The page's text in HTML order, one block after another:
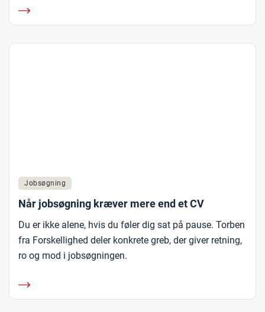
Jobsøgning
Når jobsøgning kræver mere end et CV
Du er ikke alene, hvis du føler dig sat på pause. Torben
fra Forskellighed deler konkrete greb, der giver retning,
ro og mod i jobsøgningen.